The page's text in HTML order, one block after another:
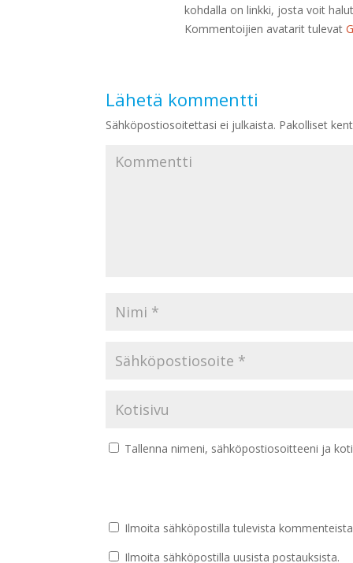
kohdalla on linkki, josta voit
Kommentoijien avatarit tulevat
Lähetä kommentti
Sähköpostiosoitettasi ei julkaista. Pakolliset
Tallenna nimeni, sähköpostiosoitteeni ja
Ilmoita sähköpostilla tulevista
Ilmoita sähköpostilla uusista postauksista.